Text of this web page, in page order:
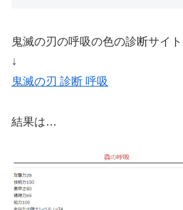
鬼滅の刃の呼吸の色の診断サイ
↓
鬼滅の刃 診断 呼吸
結果は…